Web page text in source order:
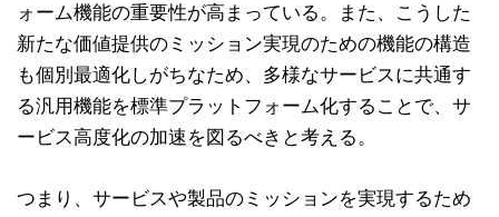
ォーム機能の重要性が高まっている。また、こうした
新たな価値提供のミッション実現のための機能の構造
も個別最適化しがちなため、多様なサービスに共通す
る汎用機能を標準プラットフォーム化することで、サ
ービス高度化の加速を図るべきと考える。
つまり、サービスや製品のミッションを実現するため